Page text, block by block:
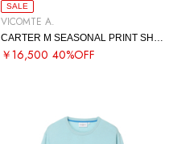
SALE
VICOMTE A.
￥16,500 40%OFF